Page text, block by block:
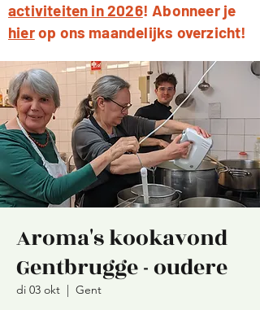
activiteiten in 2026! Abonneer je
hierop ons maandelijks overzicht!
Aroma's kookavond
Gentbrugge - oudere
di 03 okt
  |
Gent